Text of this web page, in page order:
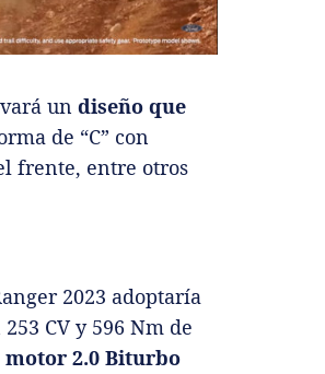
un diseño que
de “C” con
frente, entre otros
2023 adoptaría
253 CV y 596 Nm de
motor 2.0 Biturbo